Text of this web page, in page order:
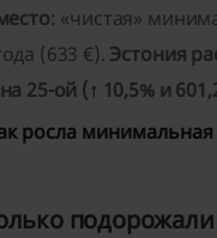
: «чистая»
(633 €). Эстония
25-ой (↑ 10,5% и
росла